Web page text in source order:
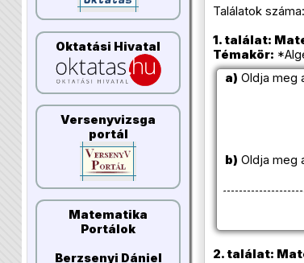
Oktatási Hivatal
Versenyvizsga
portál
Matematika
Portálok
Berzsenyi Dániel
Találatok
1. találat:
Témakör:
a) Oldja meg
b) Oldja meg
2. találat: